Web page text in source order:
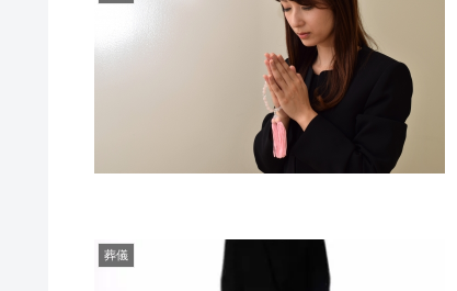
葬儀